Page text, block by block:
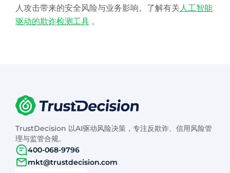
人攻击带来的安全风险与业务影响。了解有关人工智能
驱动的欺诈检测工具 。
TrustDecision 以AI驱动风险决策，专注反欺诈、信用风险管
理与监管合规。
400-068-9796
mkt@trustdecision.com